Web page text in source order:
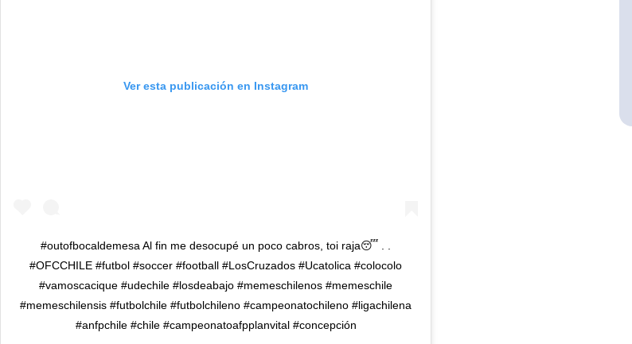
Ver esta publicación en Instagram
#outofbocaldemesa Al fin me desocupé un poco cabros, toi raja😴 . .
#OFCCHILE #futbol #soccer #football #LosCruzados #Ucatolica #colocolo
#vamoscacique #udechile #losdeabajo #memeschilenos #memeschile
#memeschilensis #futbolchile #futbolchileno #campeonatochileno #ligachilena
#anfpchile #chile #campeonatoafpplanvital #concepción